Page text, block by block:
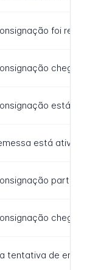
foi
está
está
partiu
tentativa de